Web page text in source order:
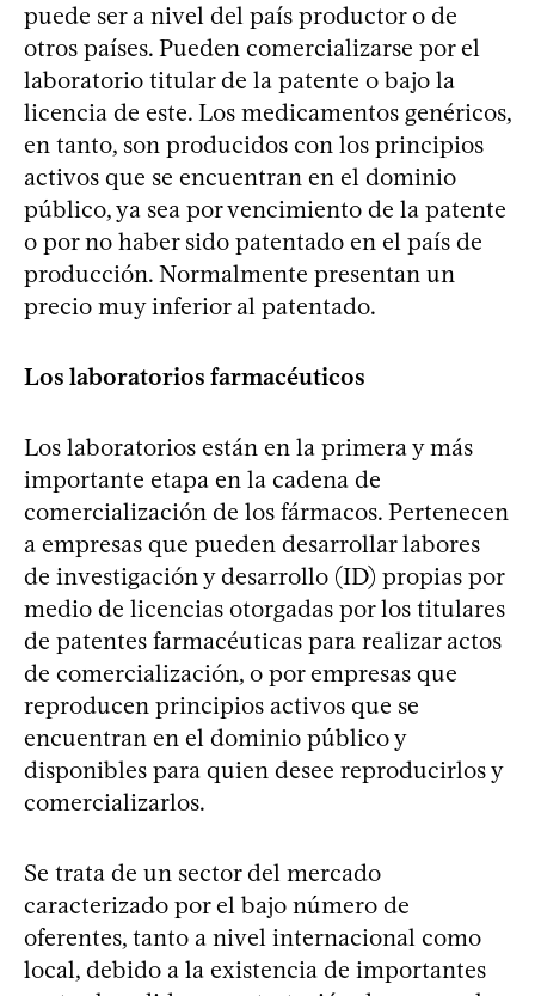
puede ser a nivel del país productor o de
otros países. Pueden comercializarse por el
laboratorio titular de la patente o bajo la
licencia de este. Los medicamentos genéricos,
en tanto, son producidos con los principios
activos que se encuentran en el dominio
público, ya sea por vencimiento de la patente
o por no haber sido patentado en el país de
producción. Normalmente presentan un
precio muy inferior al patentado.
Los laboratorios farmacéuticos
Los laboratorios están en la primera y más
importante etapa en la cadena de
comercialización de los fármacos. Pertenecen
a empresas que pueden desarrollar labores
de investigación y desarrollo (ID) propias por
medio de licencias otorgadas por los titulares
de patentes farmacéuticas para realizar actos
de comercialización, o por empresas que
reproducen principios activos que se
encuentran en el dominio público y
disponibles para quien desee reproducirlos y
comercializarlos.
Se trata de un sector del mercado
caracterizado por el bajo número de
oferentes, tanto a nivel internacional como
local, debido a la existencia de importantes